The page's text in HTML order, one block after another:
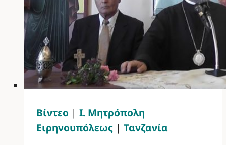
Βίντεο | Ι. Μητρόπολη
Ειρηνουπόλεως | Τανζανία